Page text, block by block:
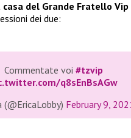
del Grande Fratello Vip
dei due:
Commentate voi #tzvip
q8sEnBsAGw
(@EricaLobby) February 9,